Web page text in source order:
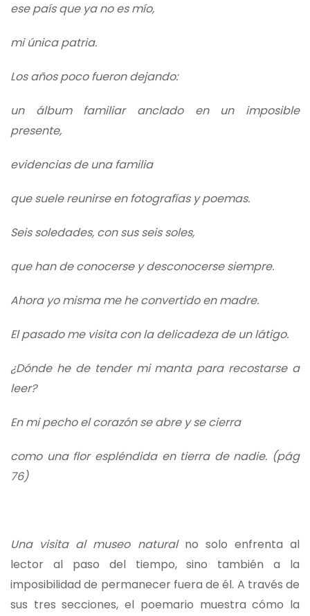
ese país que ya no es mío,
mi única patria.
Los años poco fueron dejando:
un álbum familiar anclado en un imposible
presente,
evidencias de una familia
que suele reunirse en fotografías y poemas.
Seis soledades, con sus seis soles,
que han de conocerse y desconocerse siempre.
Ahora yo misma me he convertido en madre.
El pasado me visita con la delicadeza de un látigo.
¿Dónde he de tender mi manta para recostarse a
leer?
En mi pecho el corazón se abre y se cierra
como una flor espléndida en tierra de nadie. (pág
76)
Una visita al museo naturalno solo enfrenta al
lector al paso del tiempo, sino también a la
imposibilidad de permanecer fuera de él. A través de
sus tres secciones, el poemario muestra cómo la